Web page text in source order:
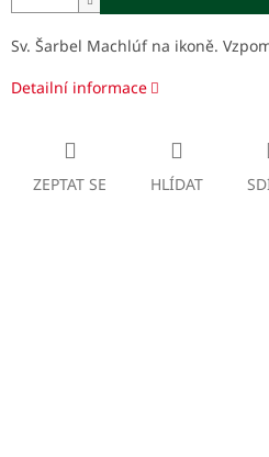
Sv. Šarbel Machlúf na ikoně.
Detailní informace
ZEPTAT SE HLÍDAT